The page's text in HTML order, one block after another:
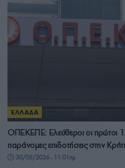
ΕΛΛΑΔΑ
ΟΠΕΚΕΠΕ: Ελεύθεροι οι πρώτοι
παράνομες επιδοτήσεις στην
30/05/2026 - 11:01πμ